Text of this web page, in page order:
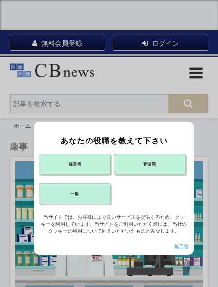
無料会員登録 ログイン
ホーム
薬事
あなたの役職を教えて下さい
経営者 管理職
一般
当サイトでは、お客様により良いサービスを提供するため、クッ
キーを利用しています。当サイトをご利用いただく際には、当社の
クッキーの利用について同意いただいたものとみなします。
無回答